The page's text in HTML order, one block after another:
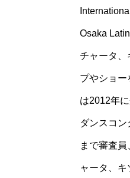
Osaka
チャータ、
プやショ
は2012年
ダンスコ
まで審査
ャータ、